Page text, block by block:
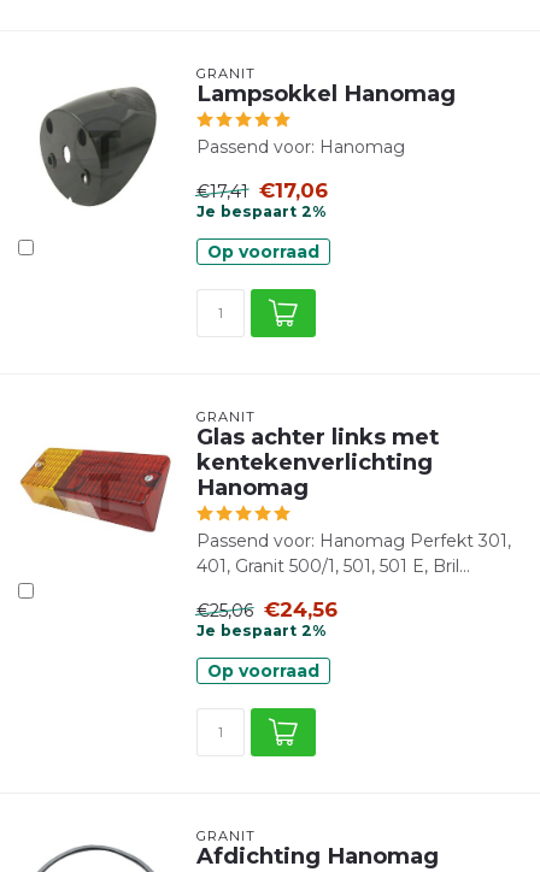
GRANIT
Lampsokkel Hanomag
Passend voor: Hanomag
€17,41 €17,06
Je bespaart 2%
Op voorraad
GRANIT
Glas achter links met
kentekenverlichting
Hanomag
Passend voor: Hanomag Perfekt 301,
401, Granit 500/1, 501, 501 E, Bril...
€25,06 €24,56
Je bespaart 2%
Op voorraad
GRANIT
Afdichting Hanomag